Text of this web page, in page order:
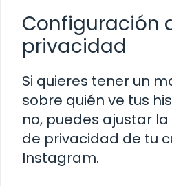
Configuración
privacidad
Si quieres tener un
sobre quién ve tus
no, puedes ajustar
de privacidad de tu
Instagram.